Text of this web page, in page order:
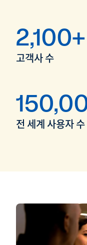
2,100+
고객사 수
전 세계 사용자 수